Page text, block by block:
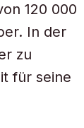
120 000
In der
zu
für seine